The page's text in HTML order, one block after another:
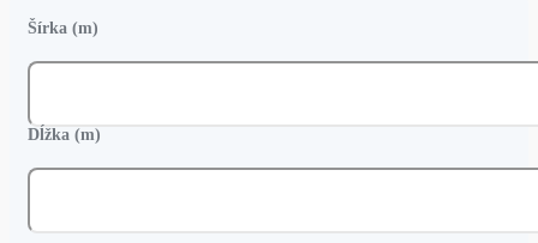
Šírka (m)
Dĺžka (m)